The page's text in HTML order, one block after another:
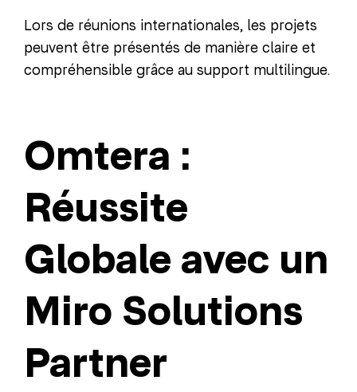
Lors de réunions internationales, les projets
peuvent être présentés de manière claire et
compréhensible grâce au support multilingue.
Omtera :
Réussite
Globale avec un
Miro Solutions
Partner